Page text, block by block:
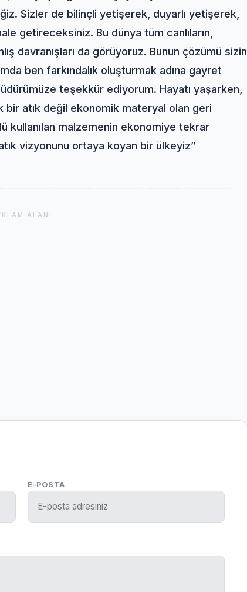
Sizler de bilinçli yetişerek, duyarlı yetişerek,
getireceksiniz. Bu dünya tüm canlıların,
davranışları da görüyoruz. Bunun çözümü sizin
ben farkındalık oluşturmak adına gayret
teşekkür ediyorum. Hayatı yaşarken,
atık değil ekonomik materyal olan geri
kullanılan malzemenin ekonomiye tekrar
atık vizyonunu ortaya koyan bir ülkeyiz”
ALANI
E-POSTA